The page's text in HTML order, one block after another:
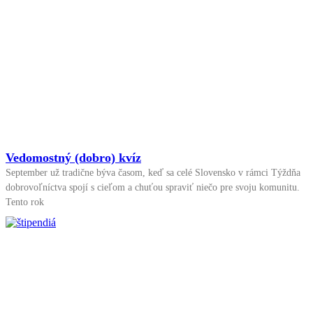
Vedomostný (dobro) kvíz
September už tradične býva časom, keď sa celé Slovensko v rámci Týždňa
dobrovoľníctva spojí s cieľom a chuťou spraviť niečo pre svoju komunitu.
Tento rok